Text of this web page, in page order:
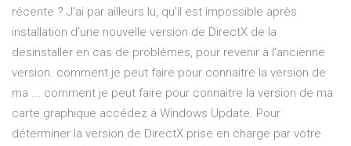
récente ? J'ai par ailleurs lu, qu'il est impossible après
installation d'une nouvelle version de DirectX de la
desinstaller en cas de problèmes, pour revenir à l'ancienne
version. comment je peut faire pour connaitre la version de
ma ... comment je peut faire pour connaitre la version de ma
carte graphique accédez à Windows Update. Pour
déterminer la version de DirectX prise en charge par votre